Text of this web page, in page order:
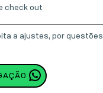
check out
a ajustes, por